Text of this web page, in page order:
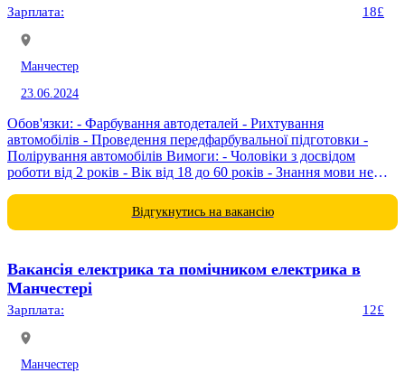
Зарплата: 18£
Манчестер
23.06.2024
Обов'язки: - Фарбування автодеталей - Рихтування
автомобілів - Проведення передфарбувальної підготовки -
Полірування автомобілів Вимоги: - Чоловіки з досвідом
роботи від 2 років - Вік від 18 до 60 років - Знання мови не
Відгукнутись на вакансію
Вакансія електрика та помічником електрика в
Манчестері
Зарплата: 12£
Манчестер